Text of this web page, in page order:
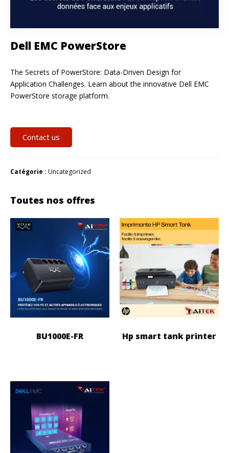
Dell EMC PowerStore
The Secrets of PowerStore: Data-Driven Design for
Application Challenges. Learn about the innovative Dell EMC
PowerStore storage platform.
Contact us
Catégorie : Uncategorized
Toutes nos offres
BU1000E-FR Hp smart tank printer